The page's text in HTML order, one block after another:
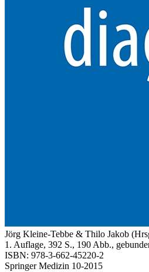
Jörg Kleine-Tebbe & Thilo Jakob
1. Auflage, 392 S., 190 Abb.,
ISBN: 978-3-662-45220-2
Springer Medizin 10-2015